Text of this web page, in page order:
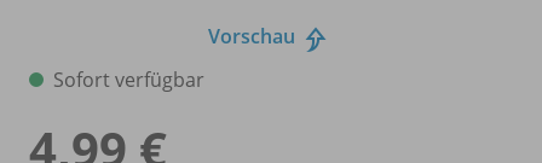
Vorschau
Sofort verfügbar
4,99 €